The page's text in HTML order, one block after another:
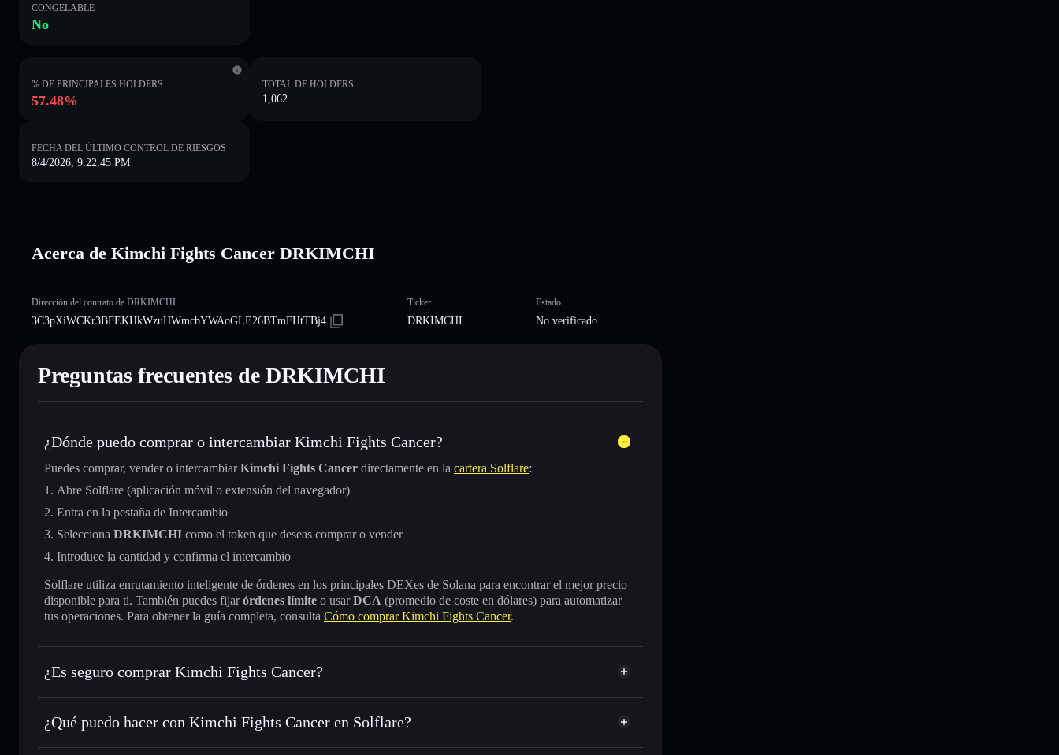
CONGELABLE
No
% DE PRINCIPALES HOLDERS
57.48%
TOTAL DE HOLDERS
1,062
FECHA DEL ÚLTIMO CONTROL DE RIESGOS
8/4/2026, 9:22:45 PM
Acerca de Kimchi Fights Cancer DRKIMCHI
Dirección del contrato de DRKIMCHI
3C3pXiWCKr3BFEKHkWzuHWmcbYWAoGLE26BTmFHtTBj4
Ticker
DRKIMCHI
Estado
No verificado
Preguntas frecuentes de DRKIMCHI
¿Dónde puedo comprar o intercambiar Kimchi Fights Cancer?
Puedes comprar, vender o intercambiarKimchi Fights Cancer directamente en la cartera Solflare:
Abre Solflare (aplicación móvil o extensión del navegador)
Entra en la pestaña de Intercambio
Selecciona DRKIMCHI como el token que deseas comprar o vender
Introduce la cantidad y confirma el intercambio
Solflare utiliza enrutamiento inteligente de órdenes en los principales DEXes de Solana para encontrar el mejor precio
disponible para ti. También puedes fijarórdenes límite o usarDCA (promedio de coste en dólares) para automatizar
tus operaciones. Para obtener la guía completa, consulta Cómo comprar Kimchi Fights Cancer.
¿Es seguro comprar Kimchi Fights Cancer?
Kimchi Fights Cancer no está verificado
¿Qué puedo hacer con Kimchi Fights Cancer en Solflare?
Kimchi Fights Cancer
cartera de Solflare